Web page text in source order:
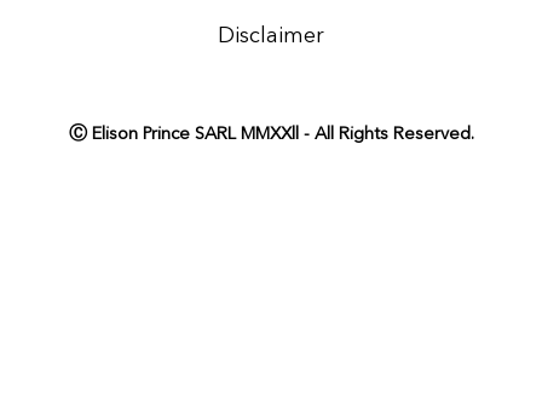
Disclaimer
Ⓒ Elison Prince SARL MMXXll - All Rights Reserved.